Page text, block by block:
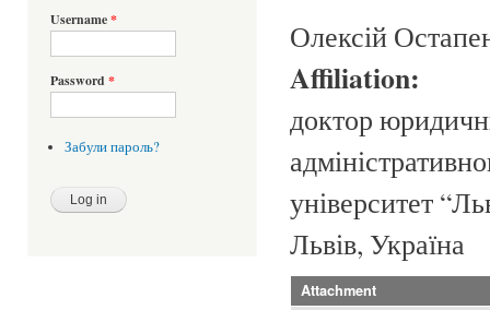
Username*
Password *
Забули пароль?
Олексій
Affiliation:
доктор
університет
Львів, Україна
Attachment